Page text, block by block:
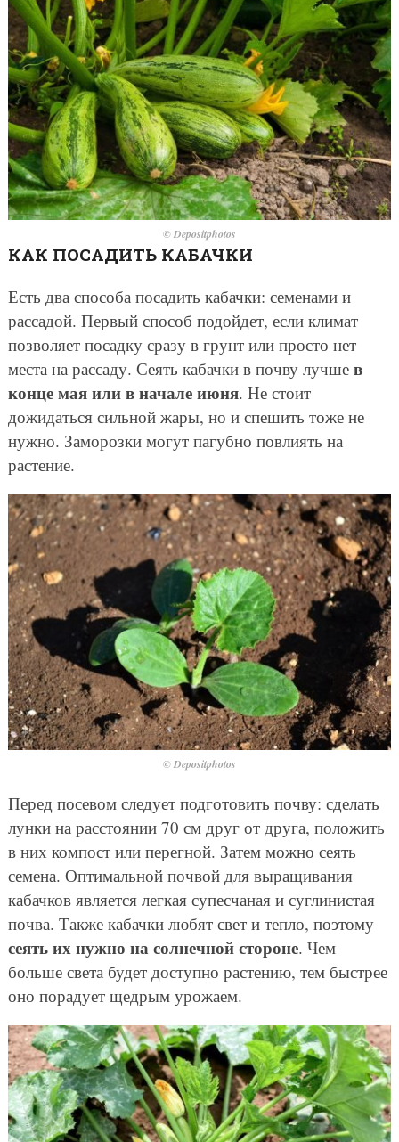
© Depositphotos
КАК ПОСАДИТЬ КАБАЧКИ
Есть два способа посадить кабачки: семенами и
рассадой. Первый способ подойдет, если климат
позволяет посадку сразу в грунт или просто нет
места на рассаду. Сеять кабачки в почву лучше в
конце мая или в начале июня. Не стоит
дожидаться сильной жары, но и спешить тоже не
нужно. Заморозки могут пагубно повлиять на
растение.
© Depositphotos
Перед посевом следует подготовить почву: сделать
лунки на расстоянии 70 см друг от друга, положить
в них компост или перегной. Затем можно сеять
семена. Оптимальной почвой для выращивания
кабачков является легкая супесчаная и суглинистая
почва. Также кабачки любят свет и тепло, поэтому
сеять их нужно на солнечной стороне. Чем
больше света будет доступно растению, тем быстрее
оно порадует щедрым урожаем.